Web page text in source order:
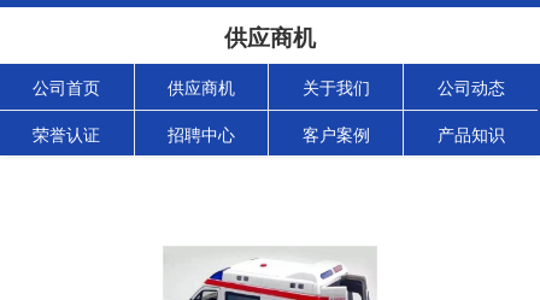
供应商机
公司首页 供应商机 关于我们 公司动态
荣誉认证 招聘中心 客户案例 产品知识